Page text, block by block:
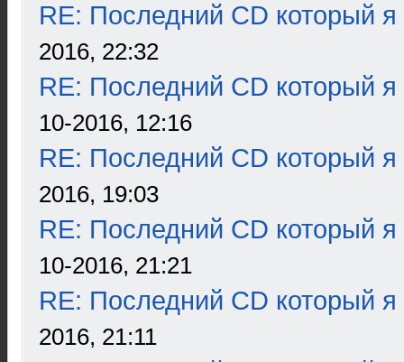
RE: Последний CD который я
2016, 22:32
RE: Последний CD который я
10-2016, 12:16
RE: Последний CD который я
2016, 19:03
RE: Последний CD который я
10-2016, 21:21
RE: Последний CD который я
2016, 21:11